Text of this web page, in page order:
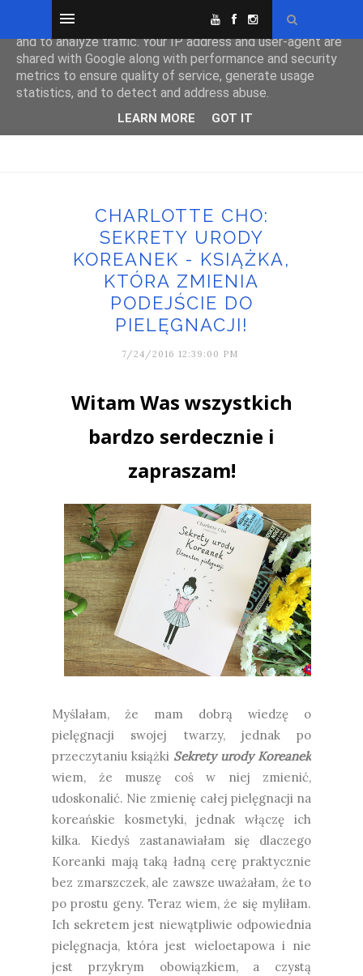
CHARLOTTE CHO:
SEKRETY URODY
KOREANEK - KSIĄŻKA,
KTÓRA ZMIENIA
PODEJŚCIE DO
PIELĘGNACJI!
7/24/2016 12:39:00 PM
Witam Was wszystkich
bardzo serdecznie i
zapraszam!
Myślałam, że mam dobrą wiedzę o
pielęgnacji swojej twarzy, jednak po
przeczytaniu książki Sekrety urody Koreanek
wiem, że muszę coś w niej zmienić,
udoskonalić. Nie zmienię całej pielęgnacji na
koreańskie kosmetyki, jednak włączę ich
kilka. Kiedyś zastanawiałam się dlaczego
Koreanki mają taką ładną cerę praktycznie
bez zmarszczek, ale zawsze uważałam, że to
po prostu geny. Teraz wiem, że się myliłam.
Ich sekretem jest niewątpliwie odpowiednia
pielęgnacja, która jest wieloetapowa i nie
jest przykrym obowiązkiem, a czystą
This site uses cookies from Google to deliver its services
and to analyze traffic. Your IP address and user-agent are
shared with Google along with performance and security
metrics to ensure quality of service, generate usage
statistics, and to detect and address abuse.
LEARN MORE GOT IT